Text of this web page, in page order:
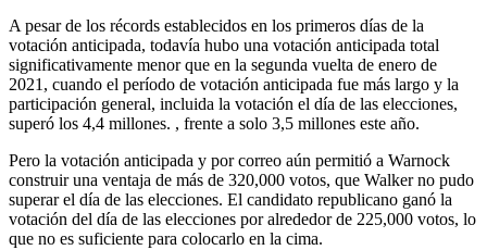
A pesar de los récords establecidos en los primeros días de la
votación anticipada, todavía hubo una votación anticipada total
significativamente menor que en la segunda vuelta de enero de
2021, cuando el período de votación anticipada fue más largo y la
participación general, incluida la votación el día de las elecciones,
superó los 4,4 millones. , frente a solo 3,5 millones este año.
Pero la votación anticipada y por correo aún permitió a Warnock
construir una ventaja de más de 320,000 votos, que Walker no pudo
superar el día de las elecciones. El candidato republicano ganó la
votación del día de las elecciones por alrededor de 225,000 votos, lo
que no es suficiente para colocarlo en la cima.